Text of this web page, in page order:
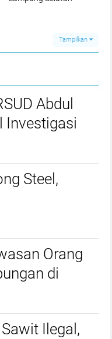
Tampilkan
Abdul
Investigasi
Steel,
Orang
di
Ilegal,